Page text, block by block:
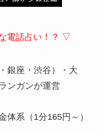
電話占い！？ ▽
銀座・渋谷）・大
ンガンが運営
系（1分165円～）